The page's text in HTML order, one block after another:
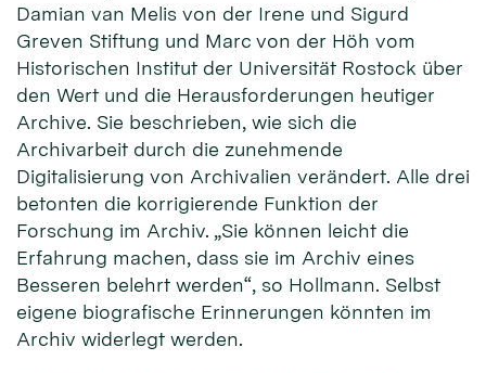
Damian van Melis von der Irene und Sigurd
Greven Stiftung und Marc von der Höh vom
Historischen Institut der Universität Rostock über
den Wert und die Herausforderungen heutiger
Archive. Sie beschrieben, wie sich die
Archivarbeit durch die zunehmende
Digitalisierung von Archivalien verändert. Alle drei
betonten die korrigierende Funktion der
Forschung im Archiv. „Sie können leicht die
Erfahrung machen, dass sie im Archiv eines
Besseren belehrt werden“, so Hollmann. Selbst
eigene biografische Erinnerungen könnten im
Archiv widerlegt werden.